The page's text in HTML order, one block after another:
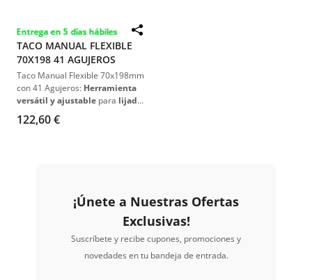
Entrega en 5 días hábiles
TACO MANUAL FLEXIBLE
70X198 41 AGUJEROS
Taco Manual Flexible 70x198mm
con 41 Agujeros: Herramienta
versátil y ajustable para lijado
manual, ideal para
cóncavas y convexas
122,60 €
¡Únete a Nuestras Ofertas
Exclusivas!
Suscríbete y recibe cupones, promociones y
novedades en tu bandeja de entrada.